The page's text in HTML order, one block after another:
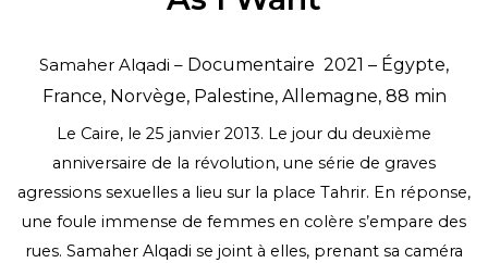
Samaher Alqadi – Documentaire 2021 – Égypte,
France, Norvège, Palestine, Allemagne, 88 min
Le Caire, le 25 janvier 2013. Le jour du deuxième
anniversaire de la révolution, une série de graves
agressions sexuelles a lieu sur la place Tahrir. En réponse,
une foule immense de femmes en colère s’empare des
rues. Samaher Alqadi se joint à elles, prenant sa caméra